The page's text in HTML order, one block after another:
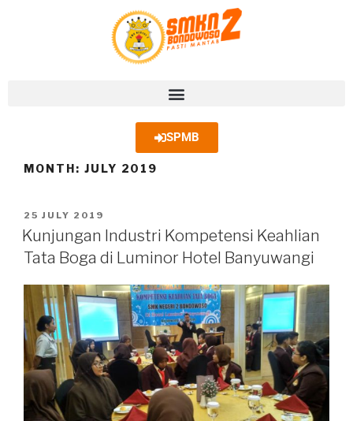
SPMB
MONTH: JULY 2019
25 JULY 2019
Kunjungan Industri Kompetensi Keahlian
Tata Boga di Luminor Hotel Banyuwangi